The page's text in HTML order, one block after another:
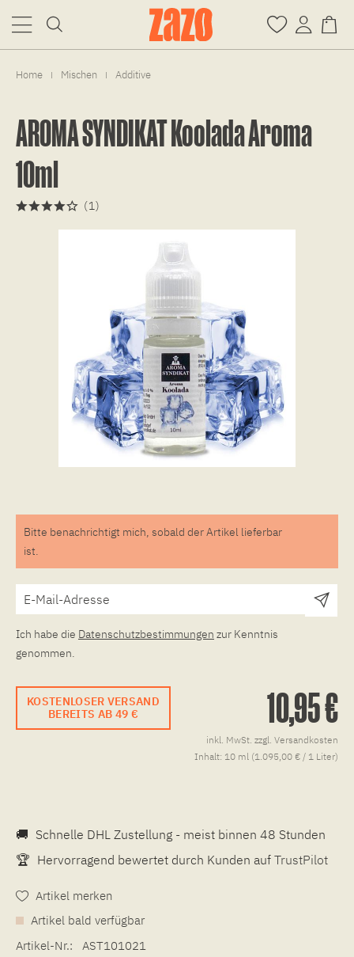
Home | Mischen | Additive
AROMA SYNDIKAT Koolada Aroma
10ml
(1 )
Bitte benachrichtigt mich, sobald der Artikel lieferbar
ist.
Ich habe die Datenschutzbestimmungen zur Kenntnis
genommen.
KOSTENLOSER VERSAND
BEREITS AB 49 €
10,95 €
inkl. MwSt. zzgl. Versandkosten
Inhalt: 10 ml (1.095,00 € / 1 Liter)
🚚 Schnelle DHL Zustellung - meist binnen 48 Stunden
🏆 Hervorragend bewertet durch Kunden auf TrustPilot
Artikel merken
Artikel bald verfügbar
Artikel-Nr.:
AST101021